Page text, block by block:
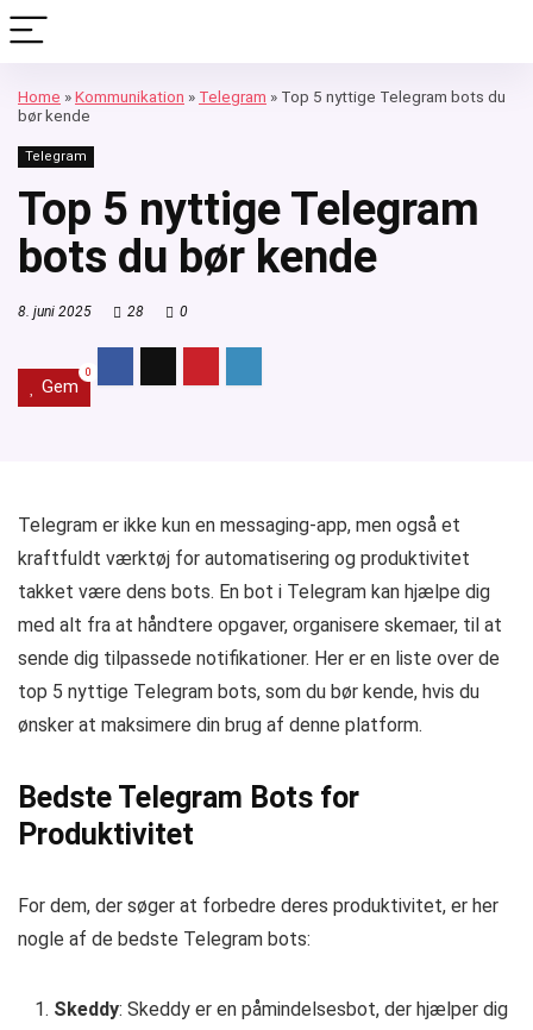
Home »Kommunikation » Telegram » Top 5 nyttige Telegram bots du
bør kende
Telegram
Top 5 nyttige Telegram
bots du bør kende
8. juni 2025 28 0
Gem
0
Telegram er ikke kun en messaging-app, men også et
kraftfuldt værktøj for automatisering og produktivitet
takket være dens bots. En bot i Telegram kan hjælpe dig
med alt fra at håndtere opgaver, organisere skemaer, til at
sende dig tilpassede notifikationer. Her er en liste over de
top 5 nyttige Telegram bots, som du bør kende, hvis du
ønsker at maksimere din brug af denne platform.
Bedste Telegram Bots for
Produktivitet
For dem, der søger at forbedre deres produktivitet, er her
nogle af de bedste Telegram bots:
Skeddy: Skeddy er en påmindelsesbot, der hjælper dig